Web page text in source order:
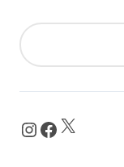
InstagramFacebook X